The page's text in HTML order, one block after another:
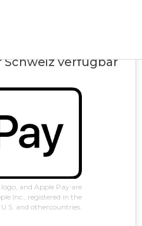
Schweiz verfügbar
and Apple Pay are
Inc., registered in the
U.S. and othercountries.